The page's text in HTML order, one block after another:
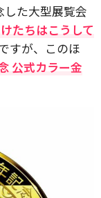
た大型展覧会
たちはこうして
すが、このほ
公式カラー金